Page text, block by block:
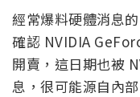
經常爆料硬體消息
確認 NVIDIA
開賣，這日期也被
息，很可能源自內